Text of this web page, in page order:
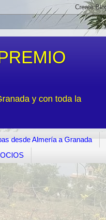
y con toda la
desde Almería a Granada